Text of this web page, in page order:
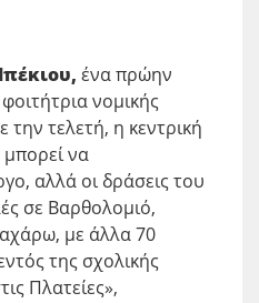
ένα πρώην
νομικής
τελετή, η κεντρική
να
αλλά οι δράσεις του
σε Βαρθολομιό,
με άλλα 70
της σχολικής
Πλατείες»,